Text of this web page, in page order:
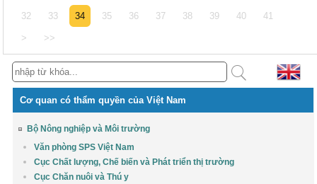
32 33 34 35 36 37 38 39 40 41
> >>
Cơ quan có thẩm quyền của Việt Nam
Bộ Nông nghiệp và Môi trường
Văn phòng SPS Việt Nam
Cục Chất lượng, Chế biến và Phát triển thị trường
Cục Chăn nuôi và Thú y